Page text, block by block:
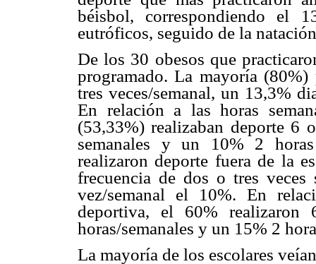
béisbol, correspondiendo el
eutróficos, seguido de la
De los 30 obesos que
programado. La mayoría
tres veces/semanal, un 13,3%
En relación a las horas
(53,33%) realizaban deporte 6
semanales y un 10% 2
realizaron deporte fuera de la
frecuencia de dos o tres
vez/semanal el 10%. En
deportiva, el 60%
horas/semanales y un 15% 2
La mayoría de los escolares